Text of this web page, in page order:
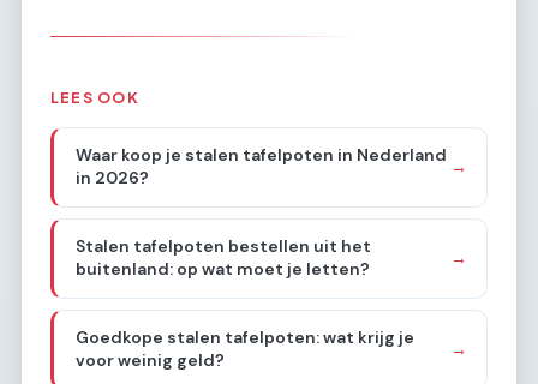
LEES OOK
Waar koop je stalen tafelpoten in Nederland
in 2026?
→
Stalen tafelpoten bestellen uit het
buitenland: op wat moet je letten?
→
Goedkope stalen tafelpoten: wat krijg je
voor weinig geld?
→